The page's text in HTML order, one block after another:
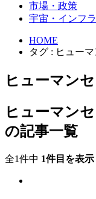
市場・政策
宇宙・インフラ
HOME
タグ : ヒュー
ヒューマン
ヒューマン
の記事一覧
全1件中 1件目を表示